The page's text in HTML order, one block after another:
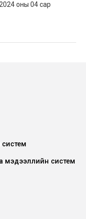
оны 04 сар
мэдээллийн систем